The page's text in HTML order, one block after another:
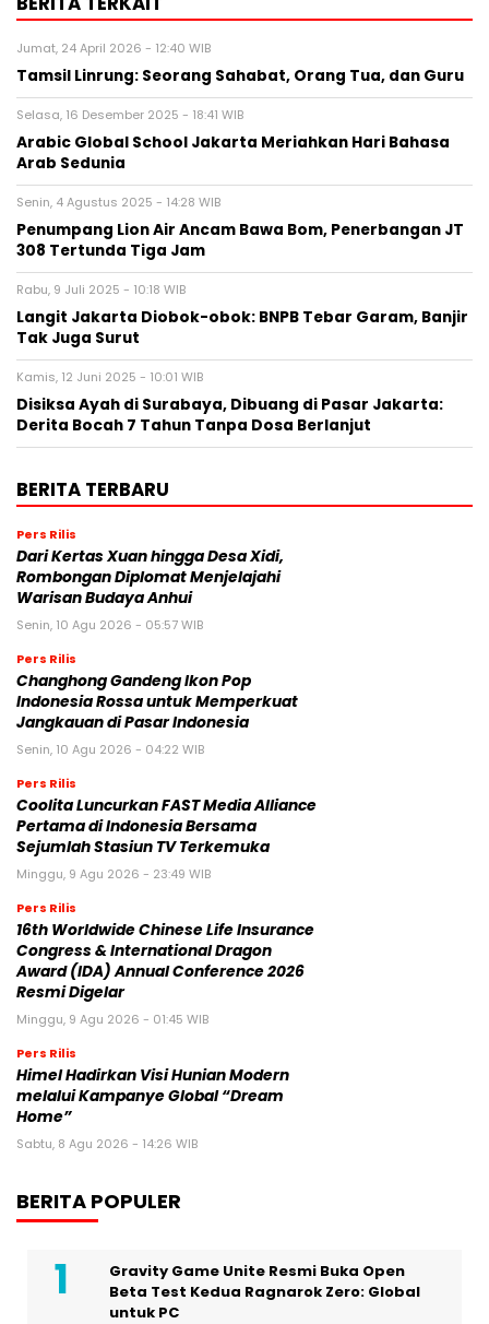
Jumat, 24 April 2026 - 12:40 WIB
Tamsil Linrung: Seorang Sahabat, Orang Tua, dan Guru
Selasa, 16 Desember 2025 - 18:41 WIB
Arabic Global School Jakarta Meriahkan Hari Bahasa
Arab Sedunia
Senin, 4 Agustus 2025 - 14:28 WIB
Penumpang Lion Air Ancam Bawa Bom, Penerbangan JT
308 Tertunda Tiga Jam
Rabu, 9 Juli 2025 - 10:18 WIB
Langit Jakarta Diobok-obok: BNPB Tebar Garam, Banjir
Tak Juga Surut
Kamis, 12 Juni 2025 - 10:01 WIB
Disiksa Ayah di Surabaya, Dibuang di Pasar Jakarta:
Derita Bocah 7 Tahun Tanpa Dosa Berlanjut
BERITA TERBARU
Pers Rilis
Dari Kertas Xuan hingga Desa Xidi,
Rombongan Diplomat Menjelajahi
Warisan Budaya Anhui
Senin, 10 Agu 2026 - 05:57 WIB
Pers Rilis
Changhong Gandeng Ikon Pop
Indonesia Rossa untuk Memperkuat
Jangkauan di Pasar Indonesia
Senin, 10 Agu 2026 - 04:22 WIB
Pers Rilis
Coolita Luncurkan FAST Media Alliance
Pertama di Indonesia Bersama
Sejumlah Stasiun TV Terkemuka
Minggu, 9 Agu 2026 - 23:49 WIB
Pers Rilis
16th Worldwide Chinese Life Insurance
Congress & International Dragon
Award (IDA) Annual Conference 2026
Resmi Digelar
Minggu, 9 Agu 2026 - 01:45 WIB
Pers Rilis
Himel Hadirkan Visi Hunian Modern
melalui Kampanye Global “Dream
Home”
Sabtu, 8 Agu 2026 - 14:26 WIB
BERITA POPULER
Gravity Game Unite Resmi Buka Open
Beta Test Kedua Ragnarok Zero: Global
untuk PC